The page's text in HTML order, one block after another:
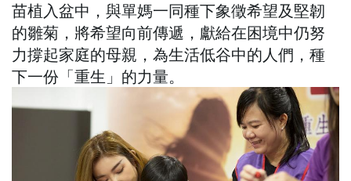
苗植入盆中，與單媽一同種下象徵希望及堅韌
的雛菊，將希望向前傳遞，獻給在困境中仍努
力撐起家庭的母親，為生活低谷中的人們，種
下一份「重生」的力量。